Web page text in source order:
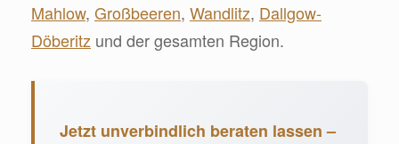
Mahlow, Großbeeren, Wandlitz, Dallgow-
Döberitz und der gesamten Region.
Jetzt unverbindlich beraten lassen –